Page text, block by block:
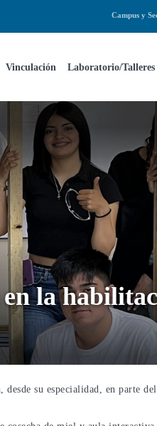
Campus y
Vinculación Laboratorio/Talleres
la
su especialidad, en parte